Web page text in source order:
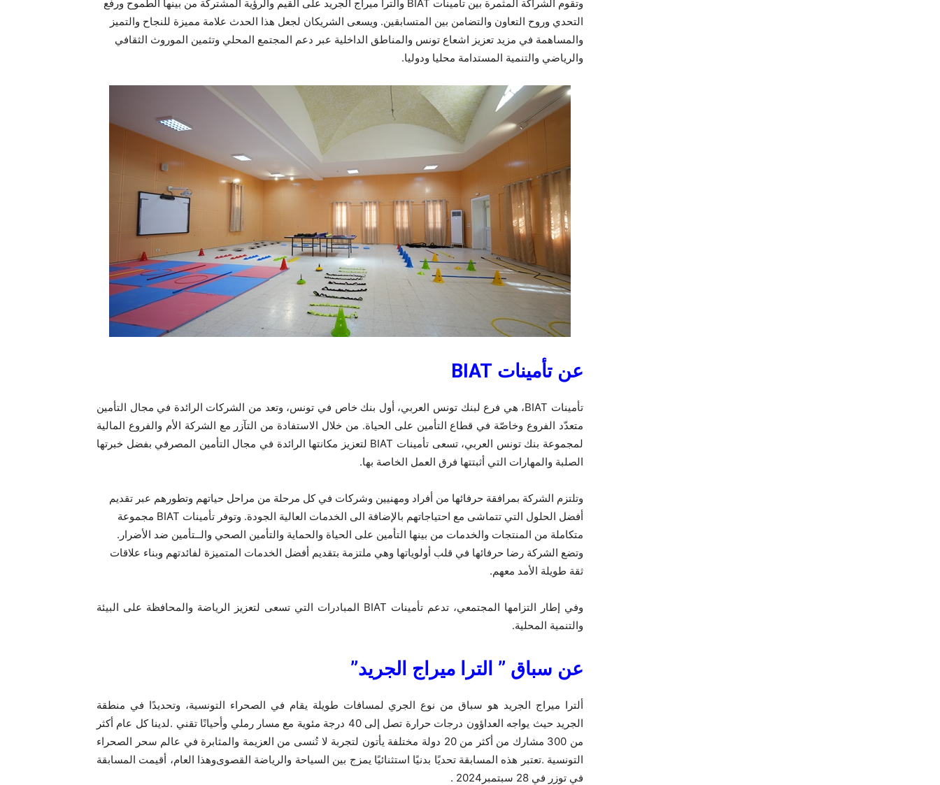
وتقوم الشراكة المثمرة بين تأمينات BIAT والترا ميراج الجريد على القيم والرؤية المشتركة من بينها الطموح ورفع
التحدي وروح التعاون والتضامن بين المتسابقين. ويسعى الشريكان لجعل هذا الحدث علامة مميزة للنجاح والتميز
والمساهمة في مزيد تعزيز اشعاع تونس والمناطق الداخلية عبر دعم المجتمع المحلي وتثمين الموروث الثقافي
والرياضي والتنمية المستدامة محليا ودوليا.
عن تأمينات BIAT
تأمينات BIAT، هي فرع لبنك تونس العربي، أول بنك خاص في تونس، وتعد من الشركات الرائدة في مجال التأمين
متعدّد الفروع وخاصّة في قطاع التأمين على الحياة. من خلال الاستفادة من التآزر مع الشركة الأم والفروع المالية
لمجموعة بنك تونس العربي، تسعى تأمينات BIAT لتعزيز مكانتها الرائدة في مجال التأمين المصرفي بفضل خبرتها
الصلبة والمهارات التي أثبتتها فرق العمل الخاصة بها.
وتلتزم الشركة بمرافقة حرفائها من أفراد ومهنيين وشركات في كل مرحلة من مراحل حياتهم وتطورهم عبر تقديم
أفضل الحلول التي تتماشى مع احتياجاتهم بالإضافة الى الخدمات العالية الجودة. وتوفر تأمينات BIAT مجموعة
متكاملة من المنتجات والخدمات من بينها التأمين على الحياة والحماية والتأمين الصحي والــتأمين ضد الأضرار.
وتضع الشركة رضا حرفائها في قلب أولوياتها وهي ملتزمة بتقديم أفضل الخدمات المتميزة لفائدتهم وبناء علاقات
ثقة طويلة الأمد معهم.
وفي إطار التزامها المجتمعي، تدعم تأمينات BIAT المبادرات التي تسعى لتعزيز الرياضة والمحافظة على البيئة
والتنمية المحلية.
عن سباق ” الترا ميراج الجريد”
ألترا ميراج الجريد هو سباق من نوع الجري لمسافات طويلة يقام في الصحراء التونسية، وتحديدًا في منطقة
الجريد حيث يواجه العداؤون درجات حرارة تصل إلى 40 درجة مئوية مع مسار رملي وأحيانًا تقني .لدينا كل عام أكثر
من 300 مشارك من أكثر من 20 دولة مختلفة يأتون لتجربة لا تُنسى من العزيمة والمثابرة في عالم سحر الصحراء
التونسية .تعتبر هذه المسابقة تحديًا بدنيًا استثنائيًا يمزج بين السياحة والرياضة القصوىوهذا العام، أقيمت المسابقة
في توزر في 28 سبتمبر 2024
.